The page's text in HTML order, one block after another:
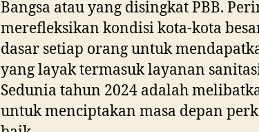
Bangsa atau yang disingkat PBB.
merefleksikan kondisi kota-kota
dasar setiap orang untuk
yang layak termasuk layanan
Sedunia tahun 2024 adalah
untuk menciptakan masa depan